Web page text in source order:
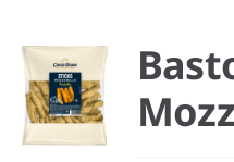
CONTACTE